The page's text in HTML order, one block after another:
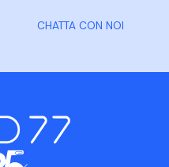
CHATTA CON NOI